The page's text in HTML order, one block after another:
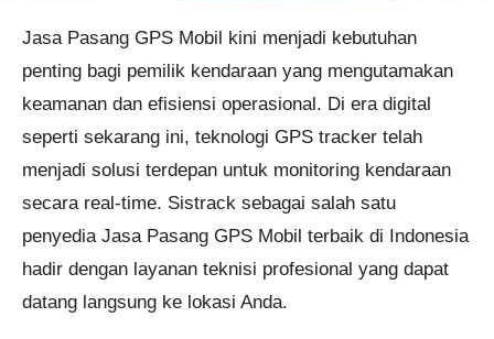
Jasa Pasang GPS Mobil kini menjadi kebutuhan
penting bagi pemilik kendaraan yang mengutamakan
keamanan dan efisiensi operasional. Di era digital
seperti sekarang ini, teknologi GPS tracker telah
menjadi solusi terdepan untuk monitoring kendaraan
secara real-time. Sistrack sebagai salah satu
penyedia Jasa Pasang GPS Mobil terbaik di Indonesia
hadir dengan layanan teknisi profesional yang dapat
datang langsung ke lokasi Anda.